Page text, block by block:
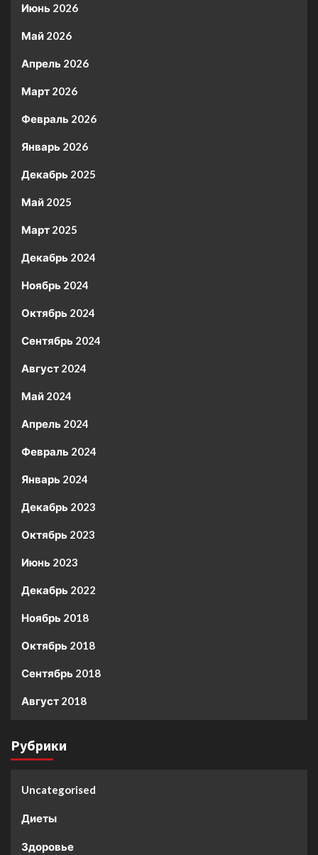
Июнь 2026
Май 2026
Апрель 2026
Март 2026
Февраль 2026
Январь 2026
Декабрь 2025
Май 2025
Март 2025
Декабрь 2024
Ноябрь 2024
Октябрь 2024
Сентябрь 2024
Август 2024
Май 2024
Апрель 2024
Февраль 2024
Январь 2024
Декабрь 2023
Октябрь 2023
Июнь 2023
Декабрь 2022
Ноябрь 2018
Октябрь 2018
Сентябрь 2018
Август 2018
Рубрики
Uncategorised
Диеты
Здоровье